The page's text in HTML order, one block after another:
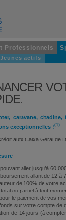
Professionnels
Jeunes actifs
caravane,
exceptionnelles !(1)
auto Caixa Geral de
aller jusqu’à 60
allant de 12 à
de 100% de votre
ou partiel à tout
le paiement de vos
sur votre compte de
de 14 jours (à